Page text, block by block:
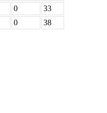
0
33
0 38